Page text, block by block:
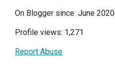
On Blogger since: June 2020
Profile views: 1,271
Report Abuse